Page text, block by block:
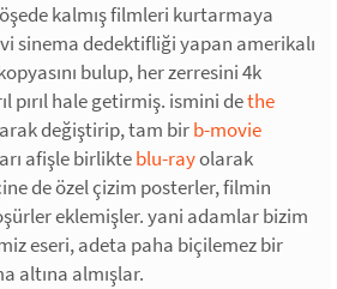
kalmış filmleri kurtarmaya
sinema dedektifliği yapan amerikalı
bulup, her zerresini 4k
pırıl hale getirmiş. ismini dethe
değiştirip, tam birb-movie
afişle birlikteblu-rayolarak
de özel çizim posterler, filmin
eklemişler. yani adamlar bizim
eseri, adeta paha biçilemez bir
altına almışlar.